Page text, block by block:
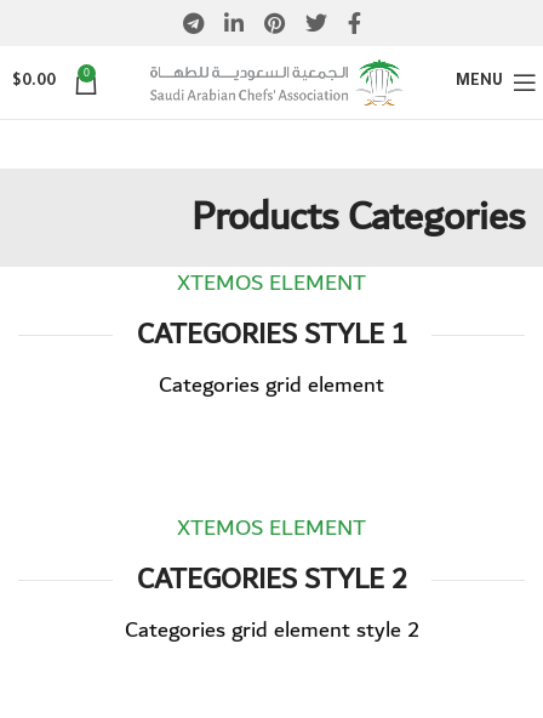
MENU
0
$0.00
Products Categories
XTEMOS ELEMENT
CATEGORIES STYLE 1
Categories grid element
XTEMOS ELEMENT
CATEGORIES STYLE 2
Categories grid element style 2